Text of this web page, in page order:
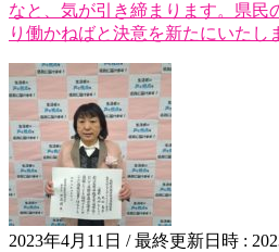
なと、気が引き締まります。県民
り働かねばと決意を新たにいたし
2023年4月11日 / 最終更新日時 :